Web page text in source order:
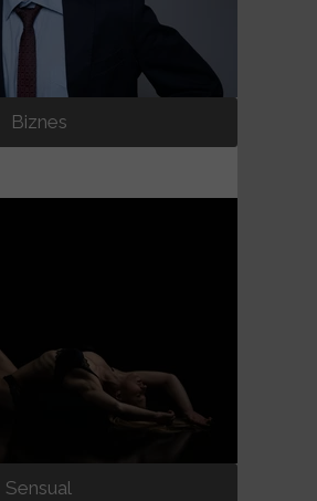
Sensual
Biznes